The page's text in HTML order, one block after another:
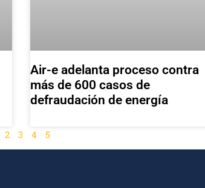
Air-e adelanta proceso contra
más de 600 casos de
defraudación de energía
2 3 4 5